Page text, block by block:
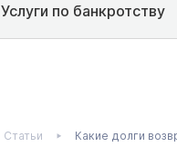
Услуги по банкротству
Статьи Какие долги